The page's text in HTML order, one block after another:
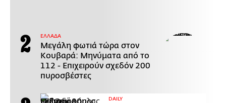
ΕΛΛΑΔΑ
Μεγάλη φωτιά τώρα στον
Κουβαρά: Μηνύματα από το
112 - Επιχειρούν σχεδόν 200
πυροσβέστες
DAILY